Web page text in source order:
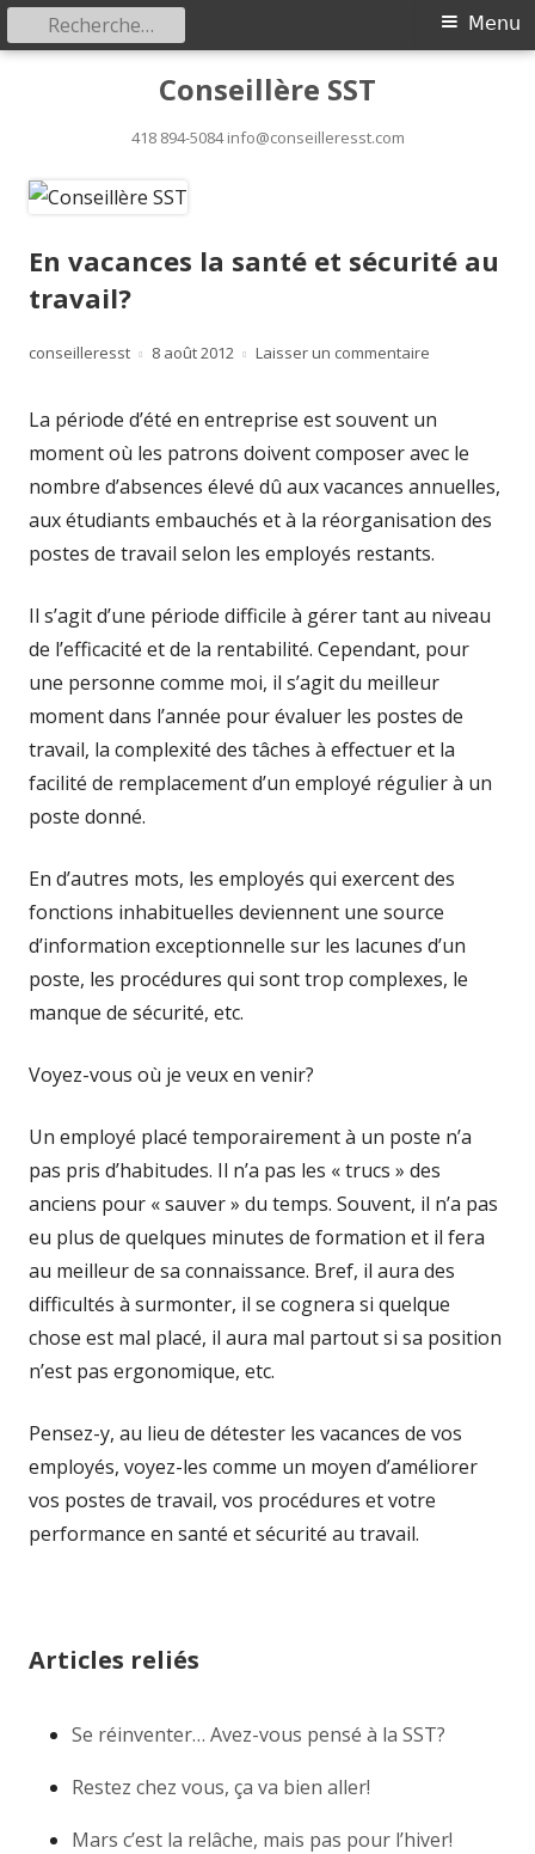
Conseillère SST
418 894-5084 info@conseilleresst.com
Menu
Menu
Rechercher :
En vacances la santé et sécurité au
travail?
Auteur
conseilleresst
Publié
8 août 2012 Laisser un commentaire
La période d’été en entreprise est souvent un
moment où les patrons doivent composer avec le
nombre d’absences élevé dû aux vacances annuelles,
aux étudiants embauchés et à la réorganisation des
postes de travail selon les employés restants.
Il s’agit d’une période difficile à gérer tant au niveau
de l’efficacité et de la rentabilité. Cependant, pour
une personne comme moi, il s’agit du meilleur
moment dans l’année pour évaluer les postes de
travail, la complexité des tâches à effectuer et la
facilité de remplacement d’un employé régulier à un
poste donné.
En d’autres mots, les employés qui exercent des
fonctions inhabituelles deviennent une source
d’information exceptionnelle sur les lacunes d’un
poste, les procédures qui sont trop complexes, le
manque de sécurité, etc.
Voyez-vous où je veux en venir?
Un employé placé temporairement à un poste n’a
pas pris d’habitudes. Il n’a pas les « trucs » des
anciens pour « sauver » du temps. Souvent, il n’a pas
eu plus de quelques minutes de formation et il fera
au meilleur de sa connaissance. Bref, il aura des
difficultés à surmonter, il se cognera si quelque
chose est mal placé, il aura mal partout si sa position
n’est pas ergonomique, etc.
Pensez-y, au lieu de détester les vacances de vos
employés, voyez-les comme un moyen d’améliorer
vos postes de travail, vos procédures et votre
performance en santé et sécurité au travail.
Articles reliés
Se réinventer… Avez-vous pensé à la SST?
Restez chez vous, ça va bien aller!
Mars c’est la relâche, mais pas pour l’hiver!